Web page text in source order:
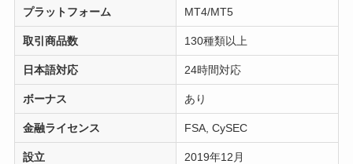
プラットフォーム MT4/MT5
取引商品数 130種類以上
日本語対応 24時間対応
ボーナス あり
金融ライセンス FSA, CySEC
設立 2019年12月